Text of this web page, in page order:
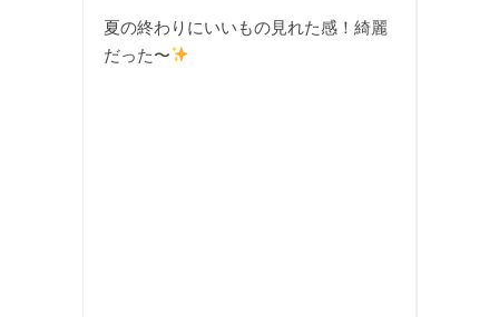
夏の終わりにいいもの見れた感！綺麗
だった〜